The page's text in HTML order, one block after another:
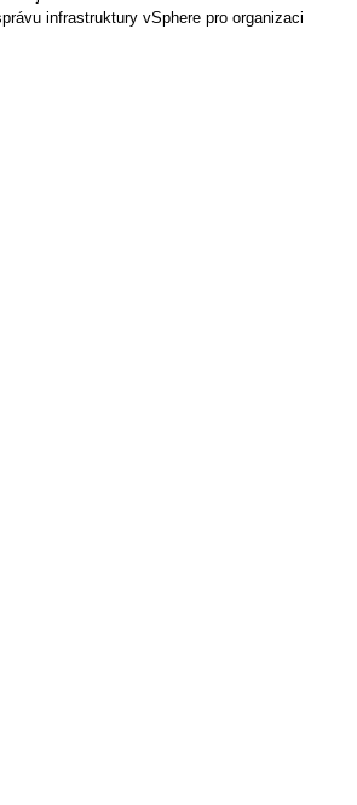
infrastruktury vSphere pro organizaci